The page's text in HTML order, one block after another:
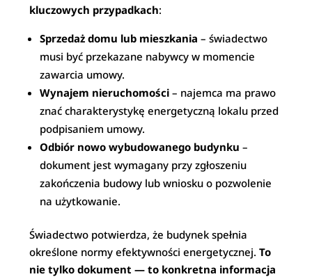
kluczowych przypadkach:
Sprzedaż domu lub mieszkania – świadectwo
musi być przekazane nabywcy w momencie
zawarcia umowy.
Wynajem nieruchomości – najemca ma prawo
znać charakterystykę energetyczną lokalu przed
podpisaniem umowy.
Odbiór nowo wybudowanego budynku –
dokument jest wymagany przy zgłoszeniu
zakończenia budowy lub wniosku o pozwolenie
na użytkowanie.
Świadectwo potwierdza, że budynek spełnia
określone normy efektywności energetycznej.To
nie tylko dokument — to konkretna informacja